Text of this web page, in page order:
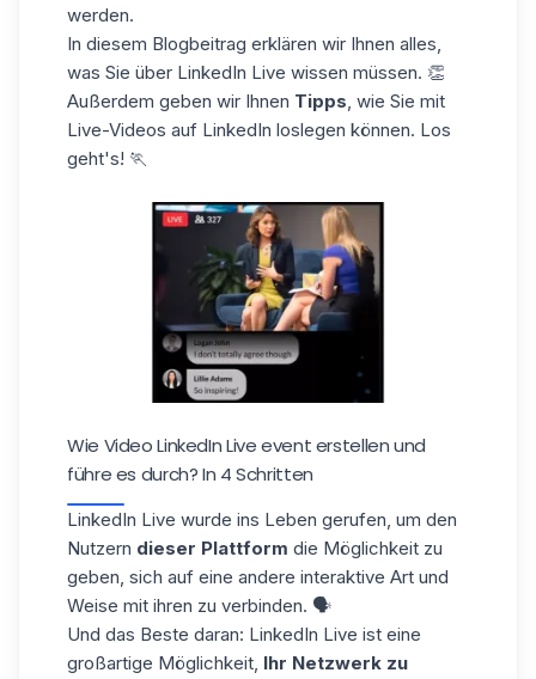
werden.
In diesem Blogbeitrag erklären wir Ihnen alles,
was Sie über LinkedIn Live wissen müssen. 👏
Außerdem geben wir Ihnen Tipps, wie Sie mit
Live-Videos auf LinkedIn loslegen können. Los
geht's! 🏃
Wie Video LinkedIn Live event erstellen und
führe es durch? In 4 Schritten
LinkedIn Live wurde ins Leben gerufen, um den
Nutzern dieser Plattform die Möglichkeit zu
geben, sich auf eine andere interaktive Art und
Weise mit ihren zu verbinden. 🗣️
Und das Beste daran: LinkedIn Live ist eine
großartige Möglichkeit, Ihr Netzwerk zu